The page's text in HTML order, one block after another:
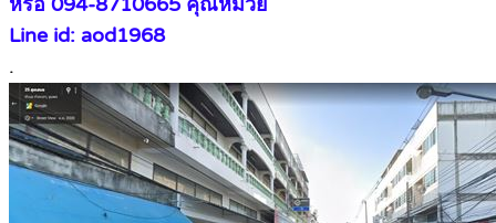
Line id: aod1968
.